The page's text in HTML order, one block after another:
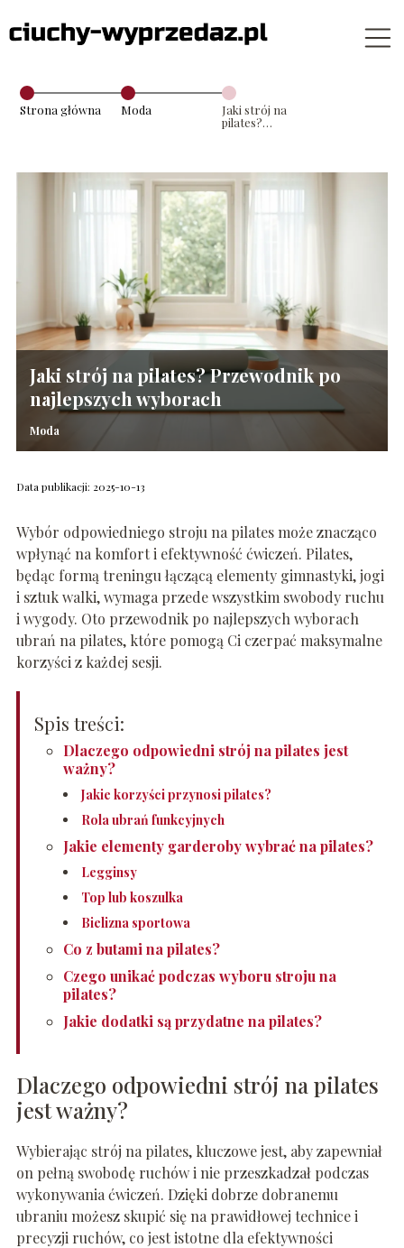
Strona główna Moda
Jaki strój na
pilates?
Jaki strój na pilates? Przewodnik po
najlepszych wyborach
Moda
Data publikacji: 2025-10-13
Wybór odpowiedniego stroju na pilates może znacząco
wpłynąć na komfort i efektywność ćwiczeń. Pilates,
będąc formą treningu łączącą elementy gimnastyki, jogi
i sztuk walki, wymaga przede wszystkim swobody ruchu
i wygody. Oto przewodnik po najlepszych wyborach
ubrań na pilates, które pomogą Ci czerpać maksymalne
korzyści z każdej sesji.
Spis treści:
Dlaczego odpowiedni strój na pilates jest
ważny?
Jakie korzyści przynosi pilates?
Rola ubrań funkcyjnych
Jakie elementy garderoby wybrać na pilates?
Legginsy
Top lub koszulka
Bielizna sportowa
Co z butami na pilates?
Czego unikać podczas wyboru stroju na
pilates?
Jakie dodatki są przydatne na pilates?
Dlaczego odpowiedni strój na pilates
jest ważny?
Wybierając strój na pilates, kluczowe jest, aby zapewniał
on pełną swobodę ruchów i nie przeszkadzał podczas
wykonywania ćwiczeń. Dzięki dobrze dobranemu
ubraniu możesz skupić się na prawidłowej technice i
precyzji ruchów, co jest istotne dla efektywności